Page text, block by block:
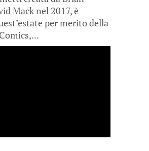
Mack nel 2017, è
per merito della